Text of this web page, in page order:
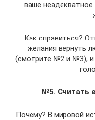
ваше
Как справиться?
желания вернуть
(смотрите №2 и №3), и
№5. Считать
Почему? В мировой